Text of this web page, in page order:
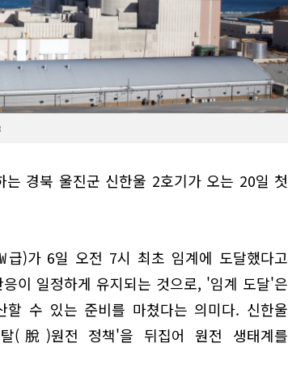
경북 울진군 신한울 2호기가 오는 20일 첫
급)가 6일 오전 7시 최초 임계에 도달했다고
이 일정하게 유지되는 것으로, '임계 도달'은
할 수 있는 준비를 마쳤다는 의미다. 신한울
(脫)원전 정책'을 뒤집어 원전 생태계를